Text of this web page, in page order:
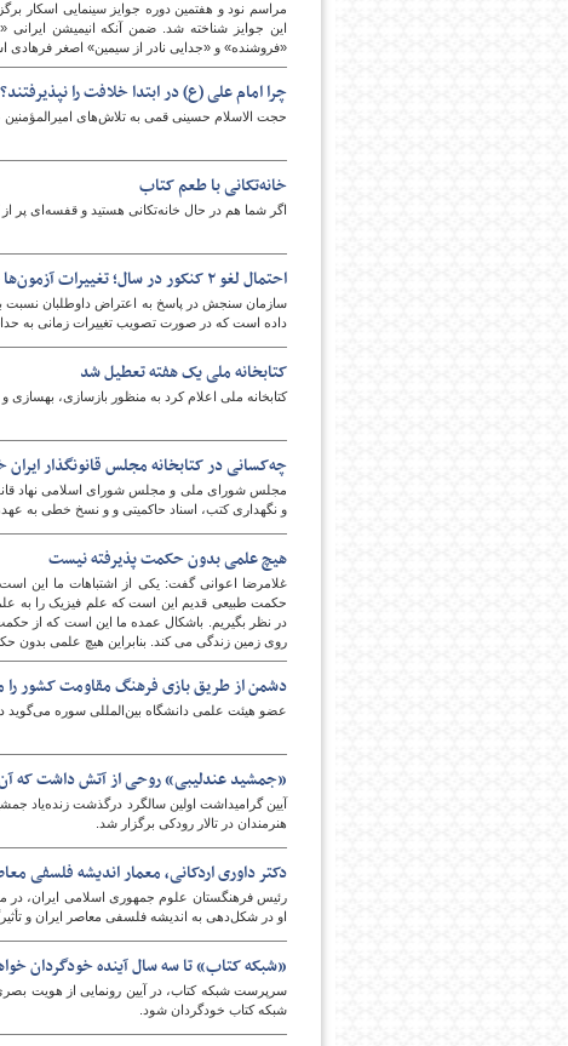
امروز
این جوایز شناخته شد. ضمن آنکه انیمیشن
«فروشنده» و «جدایی نادر از سیمین» اصغر فرهادی
چرا امام علی (ع) در ابتدا خلافت را نپذیرفتند؟
حجت الاسلام حسینی قمی به تلاش‌های
خانه‌تکانی با طعم کتاب
اگر شما هم در حال خانه‌تکانی هستید و قفسه‌ای پر
احتمال لغو ۲ کنکور در سال؛ تغییرات آزمون‌ها چه زمانی تمام می‌شود
سازمان سنجش در پاسخ به اعتراض داوطلبان نسبت
داده است که در صورت تصویب تغییرات زمانی به
کتابخانه ملی یک هفته تعطیل شد
کتابخانه ملی اعلام کرد به منظور بازسازی،
چه‌کسانی در کتابخانه مجلس قانونگذار
مجلس شورای ملی و مجلس شورای اسلامی نهاد
و نگهداری کتب، اسناد حاکمیتی و و نسخ خطی به عهده
هیچ علمی بدون حکمت پذیرفته نیست
غلامرضا اعوانی گفت: یکی از اشتباهات ما این
حکمت طبیعی قدیم این است که علم فیزیک را به
در نظر بگیریم. باشکال عمده ما این است که از
روی زمین زندگی می کند. بنابراین هیچ علمی بدون
دشمن از طریق بازی فرهنگ مقاومت کشور
عضو هیئت علمی دانشگاه بین‌المللی سوره می‌گوید
«جمشید عندلیبی» روحی از آتش داشت که
هنرمندان در تالار رودکی برگزار شد.
دکتر داوری اردکانی، معمار اندیشه فلسفی
رئیس فرهنگستان علوم جمهوری اسلامی ایران، در
او در شکل‌دهی به اندیشه فلسفی معاصر ایران و
«شبکه کتاب» تا سه سال آینده خودگردان
سرپرست شبکه کتاب، در آیین رونمایی از هویت
شبکه کتاب خودگردان شود.